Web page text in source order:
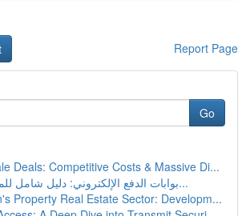
Report Page
Go
Deals: Competitive Costs & Massive Di...
بوابات الدفع الإلكتروني: دليل شامل للمتاجر الإل...
Property Real Estate Sector: Developm...